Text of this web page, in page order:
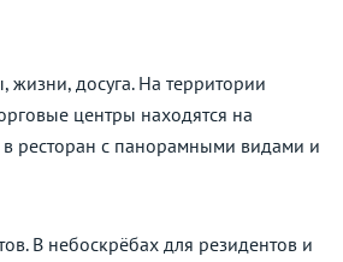
жизни, досуга. На территории
центры находятся на
в ресторан с панорамными видами и
В небоскрёбах для резидентов и